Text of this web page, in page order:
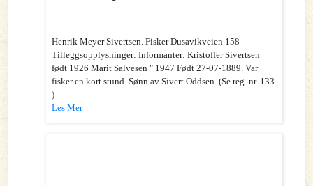
Henrik Meyer Sivertsen. Fisker Dusavikveien 158
Tilleggsopplysninger: Informanter: Kristoffer Sivertsen
født 1926 Marit Salvesen " 1947 Født 27-07-1889. Var
fisker en kort stund. Sønn av Sivert Oddsen. (Se reg. nr. 133
)
Les Mer